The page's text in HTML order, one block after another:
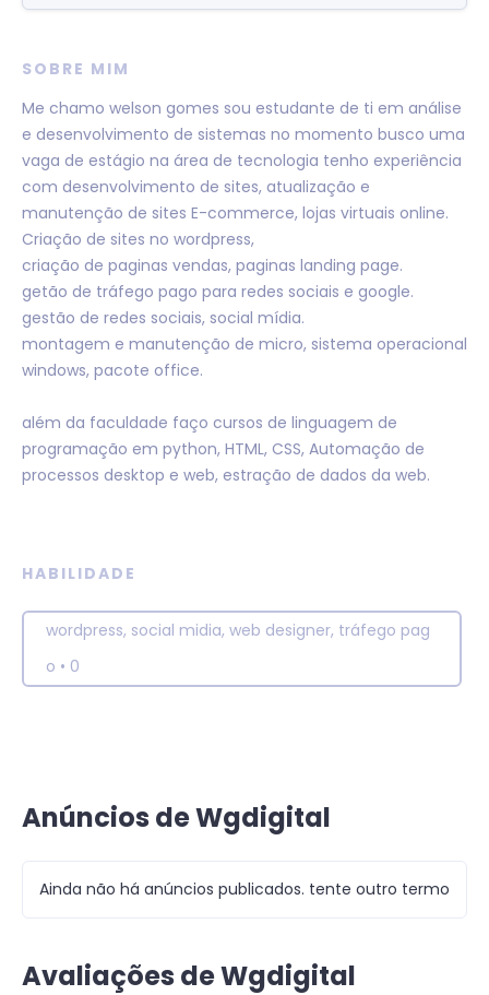
SOBRE MIM
Me chamo welson gomes sou estudante de ti em análise
e desenvolvimento de sistemas no momento busco uma
vaga de estágio na área de tecnologia tenho experiência
com desenvolvimento de sites, atualização e
manutenção de sites E-commerce, lojas virtuais online.
Criação de sites no wordpress,
criação de paginas vendas, paginas landing page.
getão de tráfego pago para redes sociais e google.
gestão de redes sociais, social mídia.
montagem e manutenção de micro, sistema operacional
windows, pacote office.
além da faculdade faço cursos de linguagem de
programação em python, HTML, CSS, Automação de
processos desktop e web, estração de dados da web.
HABILIDADE
wordpress, social midia, web designer, tráfego pag
o • 0
Anúncios de Wgdigital
Ainda não há anúncios publicados. tente outro termo
Avaliações de Wgdigital